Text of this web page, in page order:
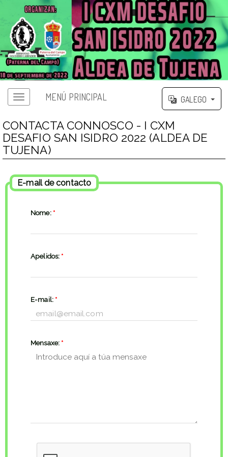
MENÚ PRINCIPAL GALEGO
CONTACTA CONNOSCO - I CXM
DESAFIO SAN ISIDRO 2022 (ALDEA DE
TUJENA)
E-mail de contacto
Nome: *
Apelidos: *
E-mail: *
Mensaxe: *